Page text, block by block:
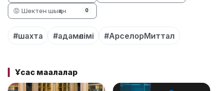
😡 Шектен шыққан 0
#шахта #адамөлімі #АрселорМиттал
Ұқсас мақалалар